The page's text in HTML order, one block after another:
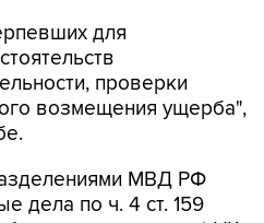
проверки
возмещения ущерба",
МВД РФ
крупном размере) УК